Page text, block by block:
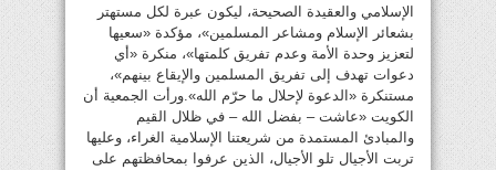
الإسلامي والعقيدة الصحيحة، ليكون عبرة لكل مستهتر
بشعائر الإسلام ومشاعر المسلمين»، مؤكدة «سعيها
لتعزيز وحدة الأمة وعدم تفريق كلمتها»، منكرة «أي
دعوات تهدف إلى تفريق المسلمين والإيقاع بينهم»،
مستنكرة «الدعوة لإحلال ما حرّم الله».ورأت الجمعية أن
الكويت «عاشت – بفضل الله – في ظلال القيم
والمبادئ المستمدة من شريعتنا الإسلامية الغراء، وعليها
تربت الأجيال تلو الأجيال، الذين عرفوا بمحافظتهم على